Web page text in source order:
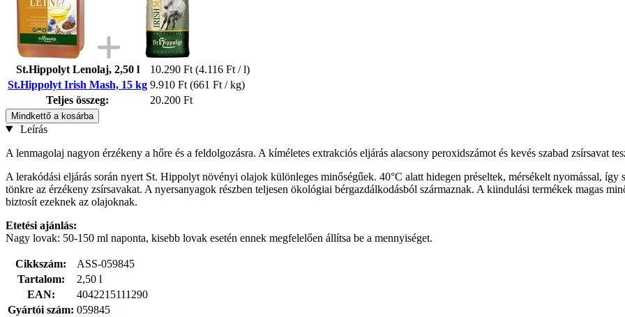
St.Hippolyt Lenolaj, 2,50 l 10.290 Ft (4.116 Ft / l)
St.Hippolyt Irish Mash, 15 kg 9.910 Ft (661 Ft / kg)
Teljes összeg:
20.200 Ft
Mindkettő a kosárba
Leírás
A lenmagolaj nagyon érzékeny a hőre és a feldolgozásra. A kíméletes extrakciós eljárás alacsony peroxidszámot és kevés szabad zsírsavat
A lerakódási eljárás során nyert St. Hippolyt növényi olajok különleges minőségűek. 40°C alatt hidegen préseltek, mérsékelt nyomással,
tönkre az érzékeny zsírsavakat. A nyersanyagok részben teljesen ökológiai bérgazdálkodásból származnak. A kiindulási termékek magas
biztosít ezeknek az olajoknak.
Etetési ajánlás:
Nagy lovak: 50-150 ml naponta, kisebb lovak esetén ennek megfelelően állítsa be a mennyiséget.
Cikkszám:
ASS-059845
Tartalom:
2,50 l
EAN:
4042215111290
Gyártói szám: 059845